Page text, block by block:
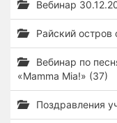
Вебинар
Райский
Вебинар по
«Mamma Mia!» (37)
Поздравления